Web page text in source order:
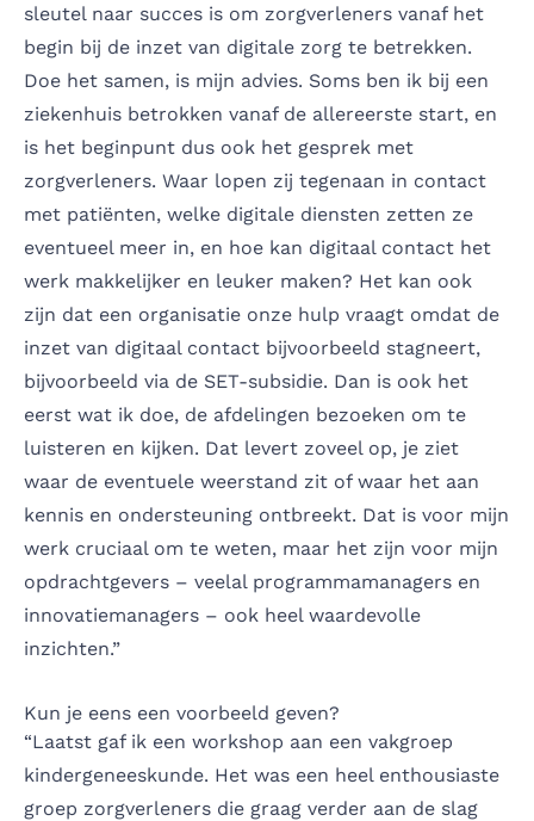
sleutel naar succes is om zorgverleners vanaf het
begin bij de inzet van digitale zorg te betrekken.
Doe het samen, is mijn advies. Soms ben ik bij een
ziekenhuis betrokken vanaf de allereerste start, en
is het beginpunt dus ook het gesprek met
zorgverleners. Waar lopen zij tegenaan in contact
met patiënten, welke digitale diensten zetten ze
eventueel meer in, en hoe kan digitaal contact het
werk makkelijker en leuker maken? Het kan ook
zijn dat een organisatie onze hulp vraagt omdat de
inzet van digitaal contact bijvoorbeeld stagneert,
bijvoorbeeld via de SET-subsidie. Dan is ook het
eerst wat ik doe, de afdelingen bezoeken om te
luisteren en kijken. Dat levert zoveel op, je ziet
waar de eventuele weerstand zit of waar het aan
kennis en ondersteuning ontbreekt. Dat is voor mijn
werk cruciaal om te weten, maar het zijn voor mijn
opdrachtgevers – veelal programmamanagers en
innovatiemanagers – ook heel waardevolle
inzichten.”
Kun je eens een voorbeeld geven?
“Laatst gaf ik een workshop aan een vakgroep
kindergeneeskunde. Het was een heel enthousiaste
groep zorgverleners die graag verder aan de slag